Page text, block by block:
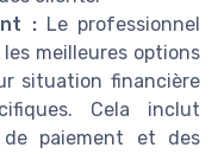
:Le professionnel
meilleures options
situation financière
Cela inclut
de paiement et des